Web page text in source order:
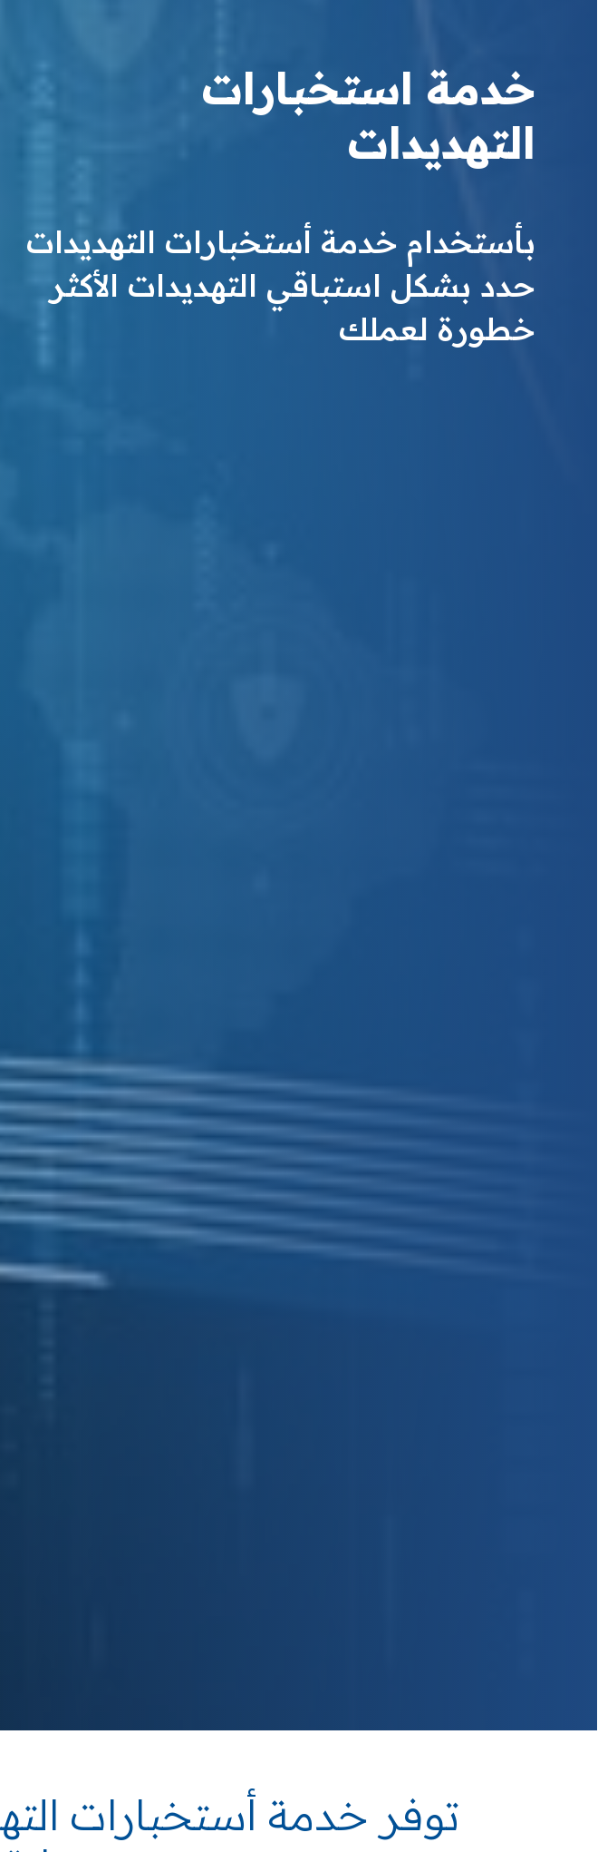
خدمة استخبارات
التهديدات
بأستخدام خدمة أستخبارات التهديدات
حدد بشكل استباقي التهديدات الأكثر
خطورة لعملك
توفر خدمة أستخبارات